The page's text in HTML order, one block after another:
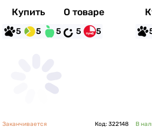
Купить О товаре
5 5 5 5 5
Заканчивается Код: 322148 В